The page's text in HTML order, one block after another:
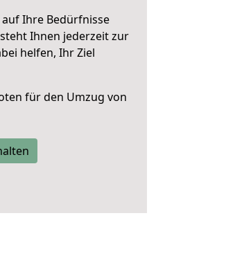
Ihre Bedürfnisse
Ihnen jederzeit zur
helfen, Ihr Ziel
für den Umzug von